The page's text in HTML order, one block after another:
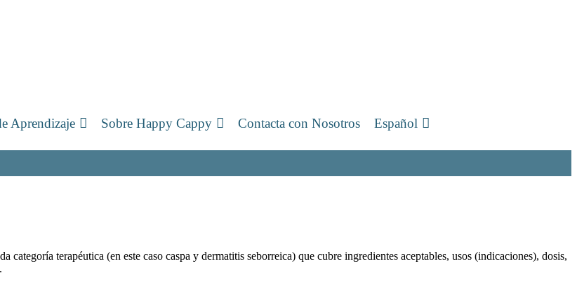
Aprendizaje Sobre Happy Cappy Contacta con Nosotros Español
terapéutica (en este caso caspa y dermatitis seborreica) que cubre ingredientes aceptables, usos (indicaciones), dosis,